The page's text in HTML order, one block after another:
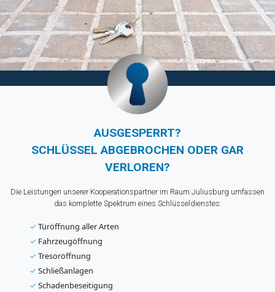
AUSGESPERRT?
SCHLÜSSEL ABGEBROCHEN ODER GAR
VERLOREN?
Die Leistungen unserer Kooperationspartner im Raum Juliusburg umfassen
das komplette Spektrum eines Schlüsseldienstes:
✓ Türöffnung aller Arten
✓ Fahrzeugöffnung
✓ Tresoröffnung
✓ Schließanlagen
✓ Schadenbeseitigung